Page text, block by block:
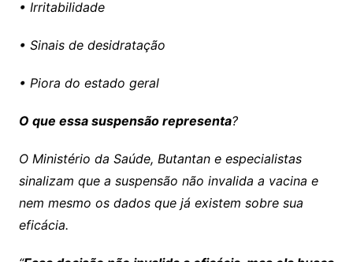
• Irritabilidade
• Sinais de desidratação
• Piora do estado geral
O que essa suspensão representa?
O Ministério da Saúde, Butantan e especialistas
sinalizam que a suspensão não invalida a vacina e
nem mesmo os dados que já existem sobre sua
eficácia.